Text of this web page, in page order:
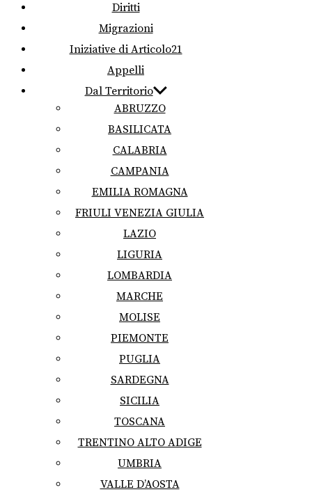
Diritti
Migrazioni
Iniziative di Articolo21
Appelli
Dal Territorio
ABRUZZO
BASILICATA
CALABRIA
CAMPANIA
EMILIA ROMAGNA
FRIULI VENEZIA GIULIA
LAZIO
LIGURIA
LOMBARDIA
MARCHE
MOLISE
PIEMONTE
PUGLIA
SARDEGNA
SICILIA
TOSCANA
TRENTINO ALTO ADIGE
UMBRIA
VALLE D’AOSTA